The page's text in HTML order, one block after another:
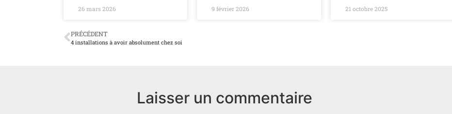
26 mars 2026 9 février 2026 21 octobre 2025
PRÉCÉDENT
4 installations à avoir absolument chez soi
Laisser un commentaire